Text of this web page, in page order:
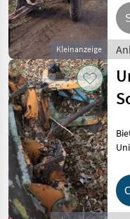
Kleinanzeige
2 x